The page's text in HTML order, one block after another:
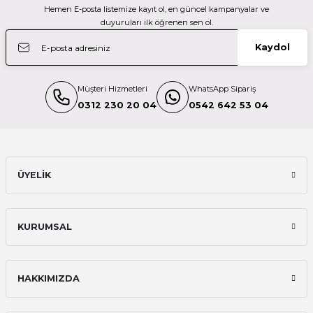
Profoto 902020 L600D DAYLIGHT LED
210.600,00 TL
Patona
Patona 4286 Premium Led Tüp Işık Dynamic RC100 RGB
Hemen E-posta listemize kayıt ol, en güncel kampanyalar ve
duyuruları ilk öğrenen sen ol.
Kaydol
Müşteri Hizmetleri
0312 230 20 04
WhatsApp Sipariş
0542 642 53 04
ÜYELİK
KURUMSAL
HAKKIMIZDA